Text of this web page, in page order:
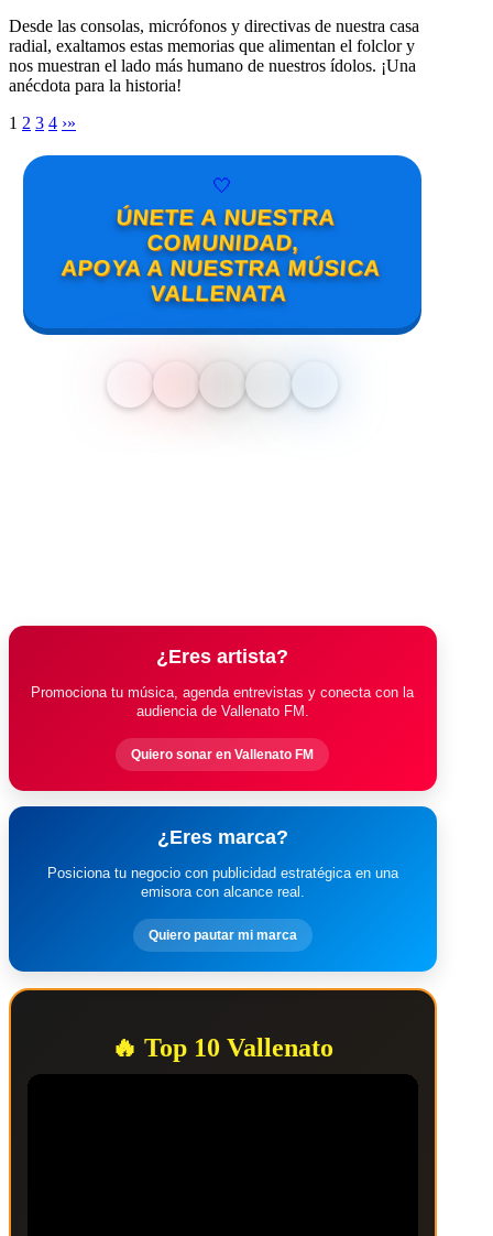
Desde las consolas, micrófonos y directivas de nuestra casa
radial, exaltamos estas memorias que alimentan el folclor y
nos muestran el lado más humano de nuestros ídolos. ¡Una
anécdota para la historia!
1 2 3 4 ›»
🤍
ÚNETE A NUESTRA
COMUNIDAD,
APOYA A NUESTRA MÚSICA
VALLENATA
¿Eres artista?
Promociona tu música, agenda entrevistas y conecta con la
audiencia de Vallenato FM.
Quiero sonar en Vallenato FM
¿Eres marca?
Posiciona tu negocio con publicidad estratégica en una
emisora con alcance real.
Quiero pautar mi marca
🔥 Top 10 Vallenato